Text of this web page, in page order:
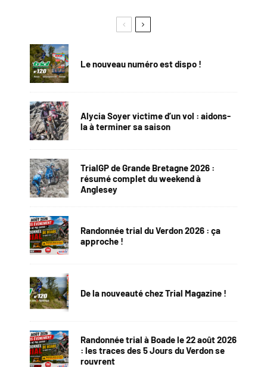
Le nouveau numéro est dispo !
Alycia Soyer victime d’un vol : aidons-
la à terminer sa saison
TrialGP de Grande Bretagne 2026 :
résumé complet du weekend à
Anglesey
Randonnée trial du Verdon 2026 : ça
approche !
De la nouveauté chez Trial Magazine !
Randonnée trial à Boade le 22 août 2026
: les traces des 5 Jours du Verdon se
rouvrent